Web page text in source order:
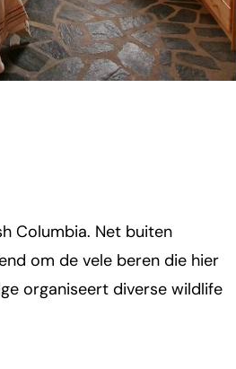
Columbia. Net buiten
om de vele beren die hier
organiseert diverse wildlife